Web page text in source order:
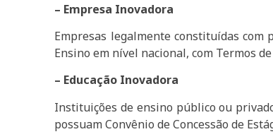
– Empresa Inovadora
Empresas legalmente constituídas
Ensino em nível nacional, com Termos
– Educação Inovadora
Instituições de ensino público ou
possuam Convênio de Concessão de